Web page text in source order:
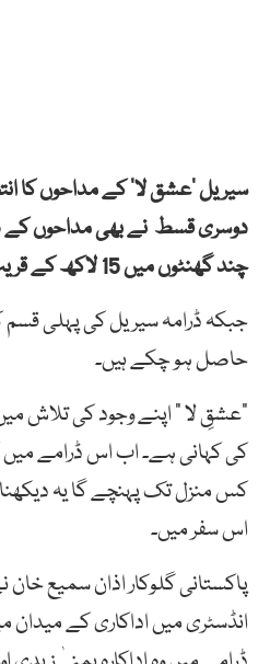
سیریل ‘عشق لا’ کے مداحوں کا
دوسری قسط نے بھی مداحوں کے
چند گھنٹوں میں 15 لاکھ کے قریب ویوز ہوگئے۔
حاصل ہو چکے ہیں۔
”عشقِ لا ” اپنے وجود کی تلاش
کی کہانی ہے۔ اب اس ڈرامے میں
کس منزل تک پہنچے گا یہ
اس سفر میں۔
پاکستانی گلوکار اذان سمیع
انڈسٹری میں اداکاری کے